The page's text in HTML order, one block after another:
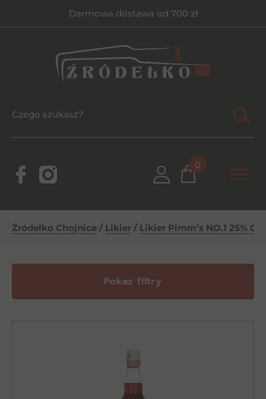
Darmowa dostawa od 700 zł
0
Źródełko Chojnice / Likier / Likier Pimm’s NO.1 25% 0,7l
Pokaz filtry